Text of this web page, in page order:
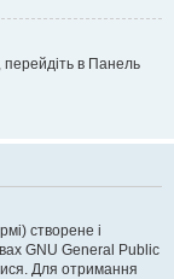
в Панель
створене і
GNU General Public
Для отримання